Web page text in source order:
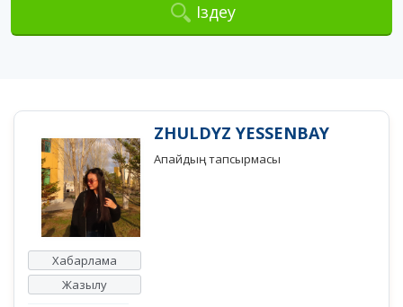
Іздеу
Хабарлама
Жазылу
ZHULDYZ YESSENBAY
Апайдың тапсырмасы